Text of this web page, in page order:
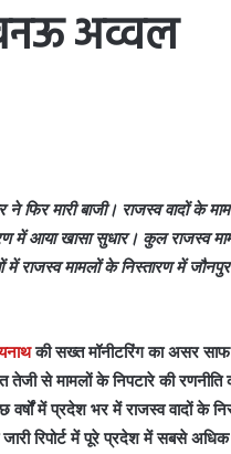
अव्वल
मारी बाजी। राजस्व वादों के
में आया खासा सुधार। कुल राजस्व
राजस्व मामलों के निस्तारण में
की सख्त मॉनीटरिंग का असर
तेजी से मामलों के निपटारे की
में प्रदेश भर में राजस्व वादों के
रिपोर्ट में पूरे प्रदेश में सबसे